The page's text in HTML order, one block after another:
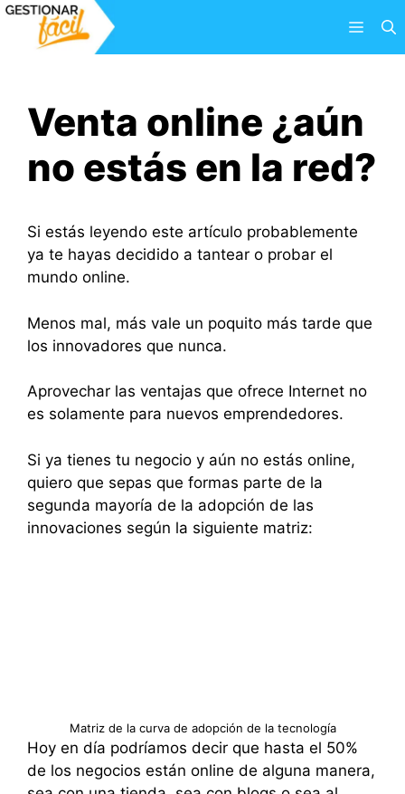
Saltar
Menú
Venta online ¿aún
no estás en la red?
Si estás leyendo este artículo probablemente
ya te hayas decidido a tantear o probar el
mundo online.
Menos mal, más vale un poquito más tarde que
los innovadores que nunca.
Aprovechar las ventajas que ofrece Internet no
es solamente para nuevos emprendedores.
Si ya tienes tu negocio y aún no estás online,
quiero que sepas que formas parte de la
segunda mayoría de la adopción de las
innovaciones según la siguiente matriz:
Matriz de la curva de adopción de la tecnología
Hoy en día podríamos decir que hasta el 50%
de los negocios están online de alguna manera,